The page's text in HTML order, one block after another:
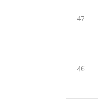
47
46